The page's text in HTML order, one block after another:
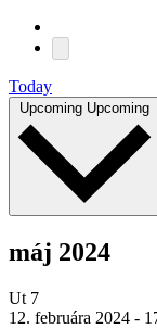
Today
Upcoming Upcoming
máj 2024
Ut 7
12. februára 2024 -